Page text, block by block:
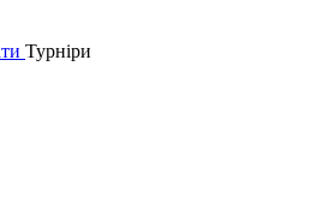
Турніри